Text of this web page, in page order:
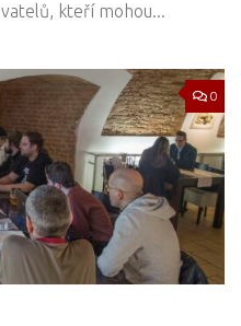
kteří mohou...
0